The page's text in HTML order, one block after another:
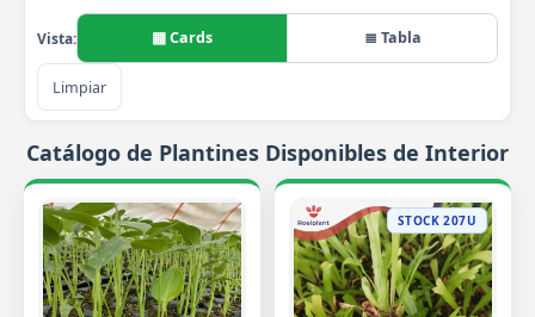
Vista: ▦ Cards ≣ Tabla
Limpiar
Catálogo de Plantines Disponibles de Interior
STOCK 207U